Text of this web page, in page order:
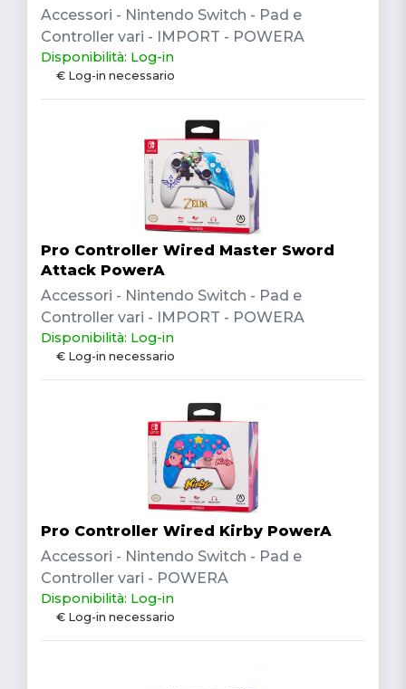
Accessori - Nintendo Switch - Pad e
Controller vari - IMPORT - POWERA
Disponibilità: Log-in
€ Log-in necessario
Pro Controller Wired Master Sword
Attack PowerA
Accessori - Nintendo Switch - Pad e
Controller vari - IMPORT - POWERA
Disponibilità: Log-in
€ Log-in necessario
Pro Controller Wired Kirby PowerA
Accessori - Nintendo Switch - Pad e
Controller vari - POWERA
Disponibilità: Log-in
€ Log-in necessario